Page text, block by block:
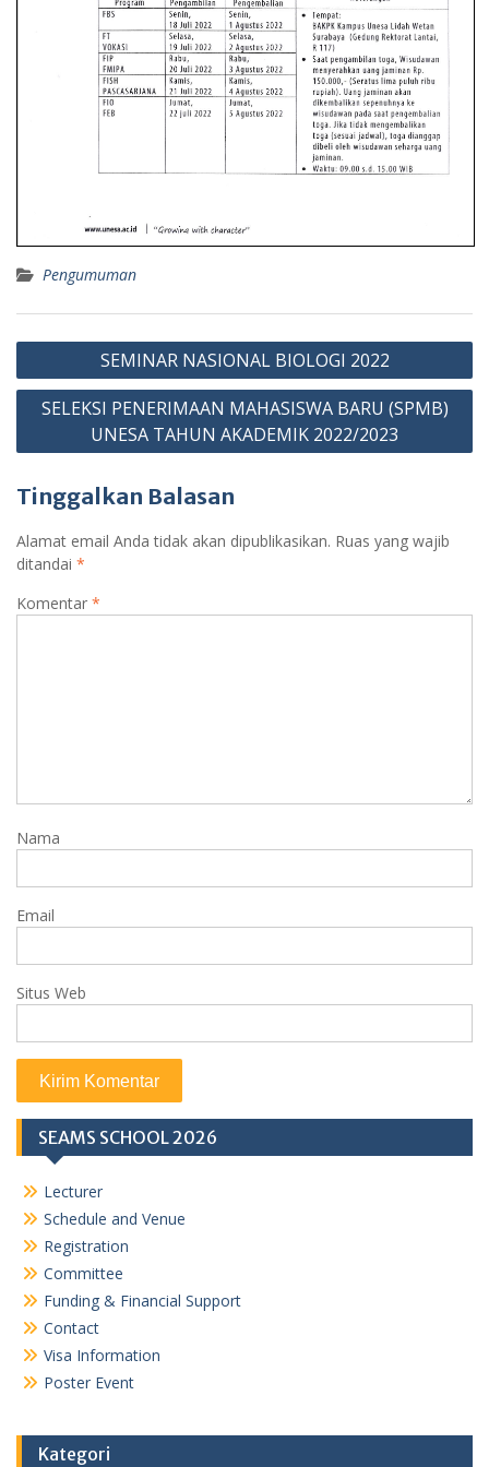
Pengumuman
Navigasi
pos
SEMINAR NASIONAL BIOLOGI 2022
SELEKSI PENERIMAAN MAHASISWA BARU (SPMB)
UNESA TAHUN AKADEMIK 2022/2023
Tinggalkan Balasan
Alamat email Anda tidak akan dipublikasikan. Ruas yang wajib
ditandai *
Komentar *
Nama
Email
Situs Web
SEAMS SCHOOL 2026
Lecturer
Schedule and Venue
Registration
Committee
Funding & Financial Support
Contact
Visa Information
Poster Event
Kategori